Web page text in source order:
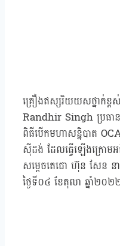
គ្រឿងឥស្សរិយយសថ្នាក់ខ្
Randhir Singh ប្រធា
ពិធីបើកមហាសន្និបាត
ស៊ីដង់ ដែលធ្វើឡើងក្រោម
សម្ដេចតេជោ ហ៊ុន សែន នា
ថ្ងៃទី០៤ ខែតុលា ឆ្នាំ២០២